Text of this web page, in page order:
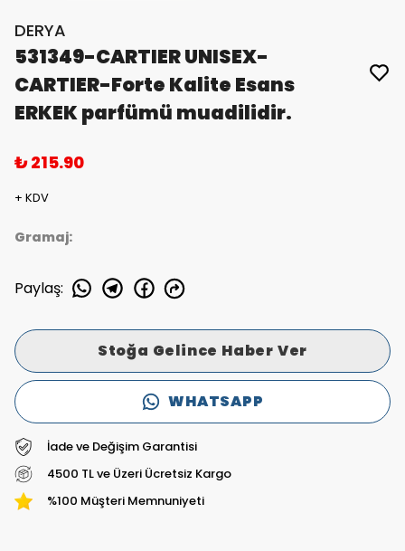
DERYA
531349-CARTIER UNISEX-
CARTIER-Forte Kalite Esans
ERKEK parfümü muadilidir.
₺ 215.90
+ KDV
Gramaj:
Paylaş:
Stoğa Gelince Haber Ver
WHATSAPP
İade ve Değişim Garantisi
4500 TL ve Üzeri Ücretsiz Kargo
%100 Müşteri Memnuniyeti